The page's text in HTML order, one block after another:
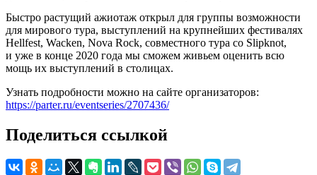
Быстро растущий ажиотаж открыл для группы возможности
для мирового тура, выступлений на крупнейших фестивалях
Hellfest, Wacken, Nova Rock, совместного тура со Slipknot,
и уже в конце 2020 года мы сможем живьем оценить всю
мощь их выступлений в столицах.
Узнать подробности можно на сайте организаторов:
https://parter.ru/eventseries/2707436/
Поделиться ссылкой